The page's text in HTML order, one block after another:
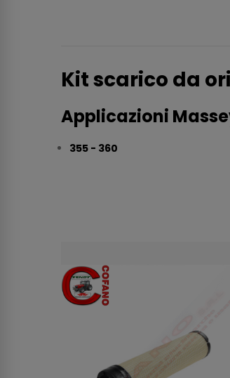
Kit scarico da
Applicazioni
355 - 360